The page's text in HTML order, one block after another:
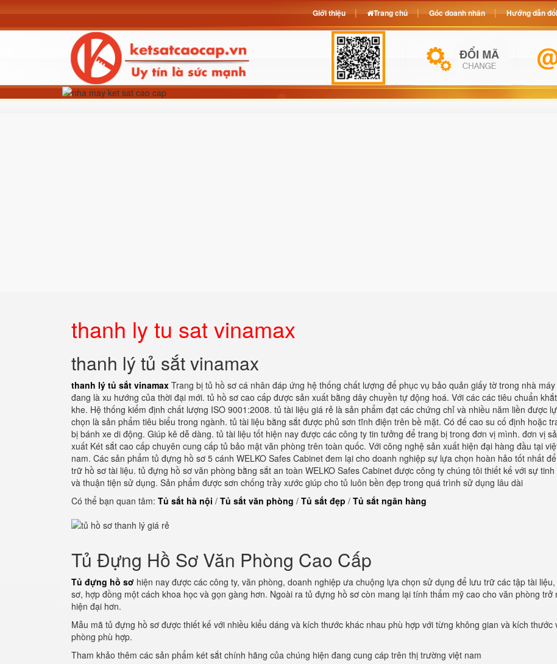
thanh ly tu sat vinamax
thanh lý tủ sắt vinamax
thanh lý tủ sắt vinamax Trang bị tủ hồ sơ cá nhân đáp ứng hệ thống chất lượng để phục vụ bảo quản giấy tờ trong nhà máy
đang là xu hướng của thời đại mới. tủ hồ sơ cao cấp được sản xuất bằng dây chuyền tự động hoá. Với các các tiêu chuẩn khắt
khe. Hệ thống kiểm định chất lượng ISO 9001:2008. tủ tài liệu giá rẻ là sản phẩm đạt các chứng chỉ và nhiều năm liền được
chọn là sản phẩm tiêu biểu trong ngành. tủ tài liệu bằng sắt được phủ sơn tĩnh điện trên bề mặt. Có đế cao su cố định hoặc
bị bánh xe di động. Giúp kê dễ dàng. tủ tài liệu tốt hiện nay được các công ty tin tưởng để trang bị trong đơn vị mình. đơn vị
xuất Két sắt cao cấp chuyên cung cấp tủ bảo mật văn phòng trên toàn quốc. Với công nghệ sản xuất hiện đại hàng đầu tại
nam. Các sản phẩm tủ đựng hồ sơ 5 cánh WELKO Safes Cabinet đem lại cho doanh nghiệp sự lựa chọn hoàn hảo tốt nhất
trữ hồ sơ tài liệu. tủ đựng hồ sơ văn phòng bằng sắt an toàn WELKO Safes Cabinet được công ty chúng tôi thiết kế với sự tinh
và thuận tiện sử dụng. Sản phẩm được sơn chống trầy xước giúp cho tủ luôn bền đẹp trong quá trình sử dụng lâu dài
Có thể bạn quan tâm: Tủ sắt hà nội / Tủ sắt văn phòng / Tủ sắt đẹp / Tủ sắt ngân hàng
Tủ Đựng Hồ Sơ Văn Phòng Cao Cấp
Tủ đựng hồ sơ hiện nay được các công ty, văn phòng, doanh nghiệp ưa chuộng lựa chọn sử dụng để lưu trữ các tập tài liệu,
sơ, hợp đồng một cách khoa học và gọn gàng hơn. Ngoài ra tủ đựng hồ sơ còn mang lại tính thẩm mỹ cao cho văn phòng trở
hiện đại hơn.
Mẫu mã tủ đựng hồ sơ được thiết kế với nhiều kiểu dáng và kích thước khác nhau phù hợp với từng không gian và kích thước
phòng phù hợp.
Tham khảo thêm các sản phẩm két sắt chính hãng của chúng hiện đang cung cáp trên thị trường việt nam
Giới thiệu Trang chủ Góc doanh nhân Hướng dẫn